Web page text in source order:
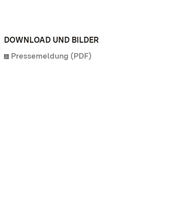
DOWNLOAD UND BILDER
Pressemeldung (PDF)